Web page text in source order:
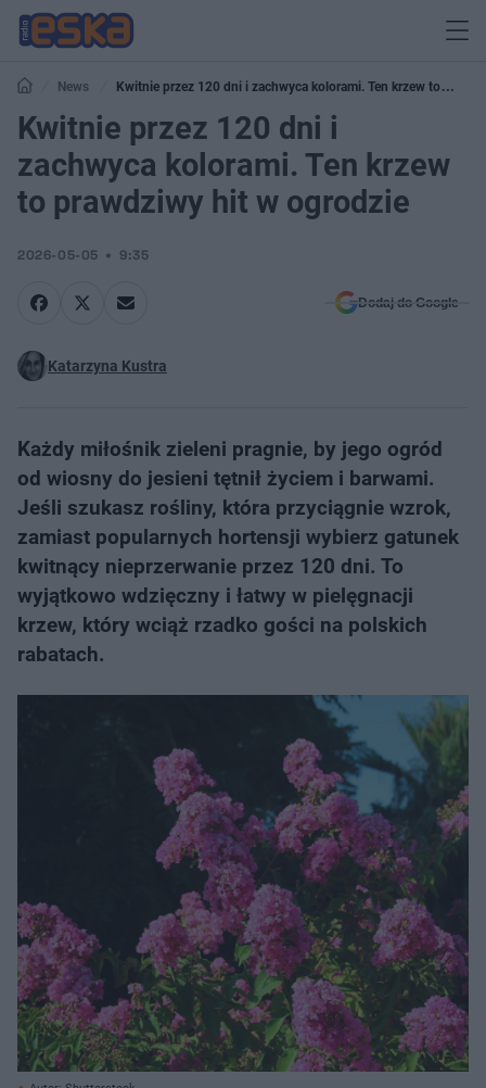
News
Kwitnie przez 120 dni i zachwyca kolorami. Ten krzew to
prawdziwy hit w ogrodzie
Kwitnie przez 120 dni i
zachwyca kolorami. Ten krzew
to prawdziwy hit w ogrodzie
2026-05-05 9:35
Dodaj do Google
Katarzyna Kustra
Każdy miłośnik zieleni pragnie, by jego ogród
od wiosny do jesieni tętnił życiem i barwami.
Jeśli szukasz rośliny, która przyciągnie wzrok,
zamiast popularnych hortensji wybierz gatunek
kwitnący nieprzerwanie przez 120 dni. To
wyjątkowo wdzięczny i łatwy w pielęgnacji
krzew, który wciąż rzadko gości na polskich
rabatach.